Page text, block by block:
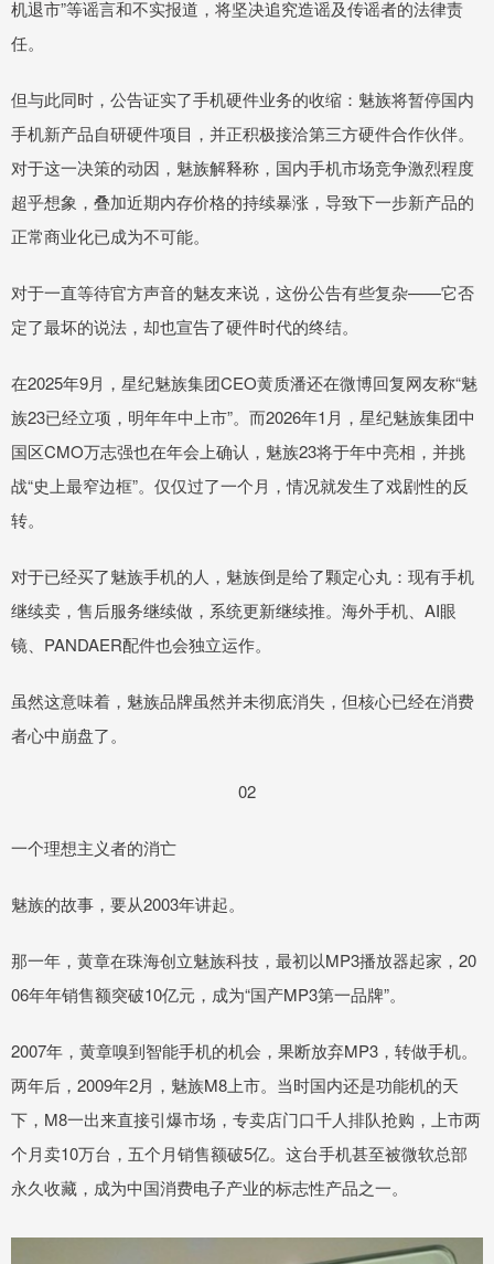
机退市”等谣言和不实报道，将坚决追究造谣及传谣者的法律责
任。
但与此同时，公告证实了手机硬件业务的收缩：魅族将暂停国内
手机新产品自研硬件项目，并正积极接洽第三方硬件合作伙伴。
对于这一决策的动因，魅族解释称，国内手机市场竞争激烈程度
超乎想象，叠加近期内存价格的持续暴涨，导致下一步新产品的
正常商业化已成为不可能。
对于一直等待官方声音的魅友来说，这份公告有些复杂——它否
定了最坏的说法，却也宣告了硬件时代的终结。
在2025年9月，星纪魅族集团CEO黄质潘还在微博回复网友称“魅
族23已经立项，明年年中上市”。而2026年1月，星纪魅族集团中
国区CMO万志强也在年会上确认，魅族23将于年中亮相，并挑
战“史上最窄边框”。仅仅过了一个月，情况就发生了戏剧性的反
转。
对于已经买了魅族手机的人，魅族倒是给了颗定心丸：现有手机
继续卖，售后服务继续做，系统更新继续推。海外手机、AI眼
镜、PANDAER配件也会独立运作。
虽然这意味着，魅族品牌虽然并未彻底消失，但核心已经在消费
者心中崩盘了。
02
一个理想主义者的消亡
魅族的故事，要从2003年讲起。
那一年，黄章在珠海创立魅族科技，最初以MP3播放器起家，20
06年年销售额突破10亿元，成为“国产MP3第一品牌”。
2007年，黄章嗅到智能手机的机会，果断放弃MP3，转做手机。
两年后，2009年2月，魅族M8上市。当时国内还是功能机的天
下，M8一出来直接引爆市场，专卖店门口千人排队抢购，上市两
个月卖10万台，五个月销售额破5亿。这台手机甚至被微软总部
永久收藏，成为中国消费电子产业的标志性产品之一。